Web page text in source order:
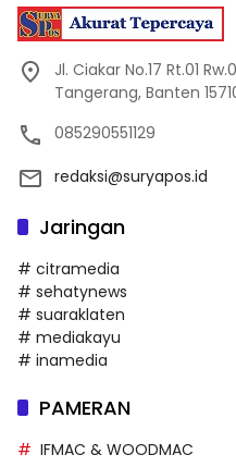
Jl. Ciakar No.17 Rt.01
Tangerang, Banten
085290551129
redaksi@suryapos.id
Jaringan
# citramedia
# sehatynews
# suaraklaten
# mediakayu
# inamedia
PAMERAN
IFMAC & WOODMAC